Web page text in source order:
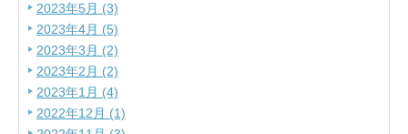
2023年5月 (3)
2023年4月 (5)
2023年3月 (2)
2023年2月 (2)
2023年1月 (4)
2022年12月 (1)